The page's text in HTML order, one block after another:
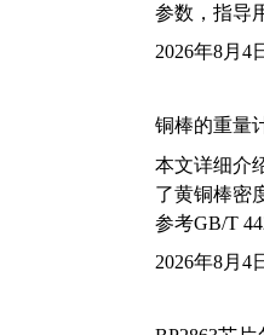
参数，指导
2026年8月4
铜棒的重量
本文详细介
了黄铜棒密
参考GB/T
2026年8月4